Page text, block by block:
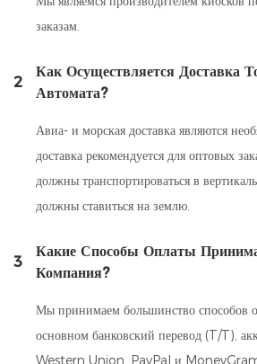
заказам.
2
Как Осуществляется Доставка
Автомата?
Авиа- и морская доставка являются
доставка рекомендуется для оптовых
должны транспортироваться в
должны ставиться на землю.
3
Какие Способы Оплаты
Компания?
Мы принимаем большинство способов
основном банковский перевод (T/T),
Western Union, PayPal и